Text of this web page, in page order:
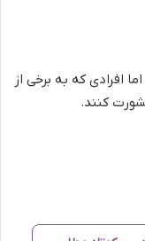
افرادی که به برخی از
کنند.